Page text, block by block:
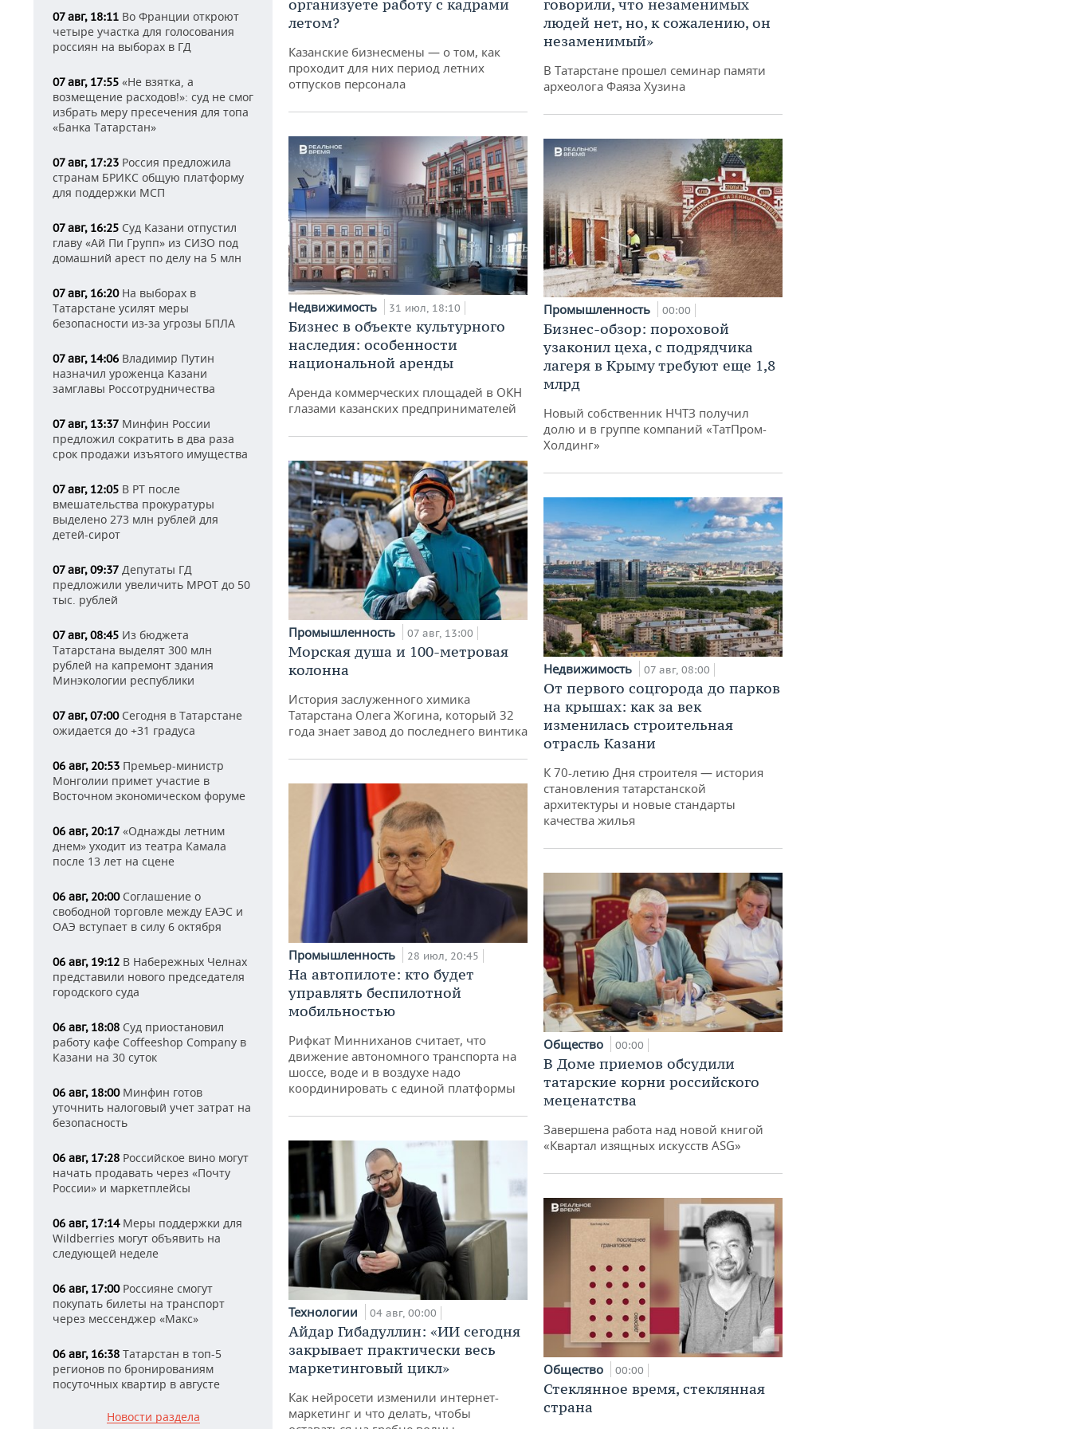
07 авг, 18:11 Во Франции откроют
четыре участка для голосования
россиян на выборах в ГД
07 авг, 17:55 «Не взятка, а
возмещение расходов!»: суд не смог
избрать меру пресечения для топа
«Банка Татарстан»
07 авг, 17:23 Россия предложила
странам БРИКС общую платформу
для поддержки МСП
07 авг, 16:25 Суд Казани отпустил
главу «Ай Пи Групп» из СИЗО под
домашний арест по делу на 5 млн
07 авг, 16:20На выборах в
Татарстане усилят меры
безопасности из-за угрозы БПЛА
07 авг, 14:06 Владимир Путин
назначил уроженца Казани
замглавы Россотрудничества
07 авг, 13:37 Минфин России
предложил сократить в два раза
срок продажи изъятого имущества
07 авг, 12:05 В РТ после
вмешательства прокуратуры
выделено 273 млн рублей для
детей-сирот
07 авг, 09:37 Депутаты ГД
предложили увеличить МРОТ до 50
тыс. рублей
07 авг, 08:45 Из бюджета
Татарстана выделят 300 млн
рублей на капремонт здания
Минэкологии республики
07 авг, 07:00Сегодня в Татарстане
ожидается до +31 градуса
06 авг, 20:53 Премьер-министр
Монголии примет участие в
Восточном экономическом форуме
06 авг, 20:17 «Однажды летним
днем» уходит из театра Камала
после 13 лет на сцене
06 авг, 20:00Соглашение о
свободной торговле между ЕАЭС и
ОАЭ вступает в силу 6 октября
06 авг, 19:12 В Набережных Челнах
представили нового председателя
городского суда
06 авг, 18:08 Суд приостановил
работу кафе Coffeeshop Company в
Казани на 30 суток
06 авг, 18:00Минфин готов
уточнить налоговый учет затрат на
безопасность
06 авг, 17:28 Российское вино могут
начать продавать через «Почту
России» и маркетплейсы
06 авг, 17:14Меры поддержки для
Wildberries могут объявить на
следующей неделе
06 авг, 17:00Россияне смогут
покупать билеты на транспорт
через мессенджер «Макс»
06 авг, 16:38 Татарстан в топ-5
регионов по бронированиям
посуточных квартир в августе
Новости раздела
организуете работу с кадрами
летом?
Казанские бизнесмены — о том, как
проходит для них период летних
отпусков персонала
Недвижимость 31 июл, 18:10
Бизнес в объекте культурного
наследия: особенности
национальной аренды
Аренда коммерческих площадей в ОКН
глазами казанских предпринимателей
Промышленность 07 авг, 13:00
Морская душа и 100-метровая
колонна
История заслуженного химика
Татарстана Олега Жогина, который 32
года знает завод до последнего винтика
Промышленность 28 июл, 20:45
На автопилоте: кто будет
управлять беспилотной
мобильностью
Рифкат Минниханов считает, что
движение автономного транспорта на
шоссе, воде и в воздухе надо
координировать с единой платформы
Технологии 04 авг, 00:00
Айдар Гибадуллин: «ИИ сегодня
закрывает практически весь
маркетинговый цикл»
Как нейросети изменили интернет-
маркетинг и что делать, чтобы
говорили, что незаменимых
людей нет, но, к сожалению, он
незаменимый»
В Татарстане прошел семинар памяти
археолога Фаяза Хузина
Промышленность 00:00
Бизнес-обзор: пороховой
узаконил цеха, с подрядчика
лагеря в Крыму требуют еще 1,8
млрд
Новый собственник НЧТЗ получил
долю и в группе компаний «ТатПром-
Холдинг»
Недвижимость 07 авг, 08:00
От первого соцгорода до парков
на крышах: как за век
изменилась строительная
отрасль Казани
К 70-летию Дня строителя — история
становления татарстанской
архитектуры и новые стандарты
качества жилья
Общество 00:00
В Доме приемов обсудили
татарские корни российского
меценатства
Завершена работа над новой книгой
«Квартал изящных искусств ASG»
Общество 00:00
Стеклянное время, стеклянная
страна